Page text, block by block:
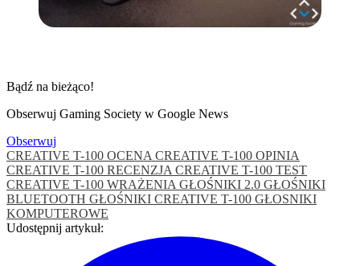
Bądź na bieżąco!
Obserwuj Gaming Society w Google News
Obserwuj
CREATIVE T-100 OCENA CREATIVE T-100 OPINIA
CREATIVE T-100 RECENZJA CREATIVE T-100 TEST
CREATIVE T-100 WRAŻENIA GŁOŚNIKI 2.0 GŁOŚNIKI
BLUETOOTH GŁOŚNIKI CREATIVE T-100 GŁOSNIKI
KOMPUTEROWE
Udostępnij artykuł: